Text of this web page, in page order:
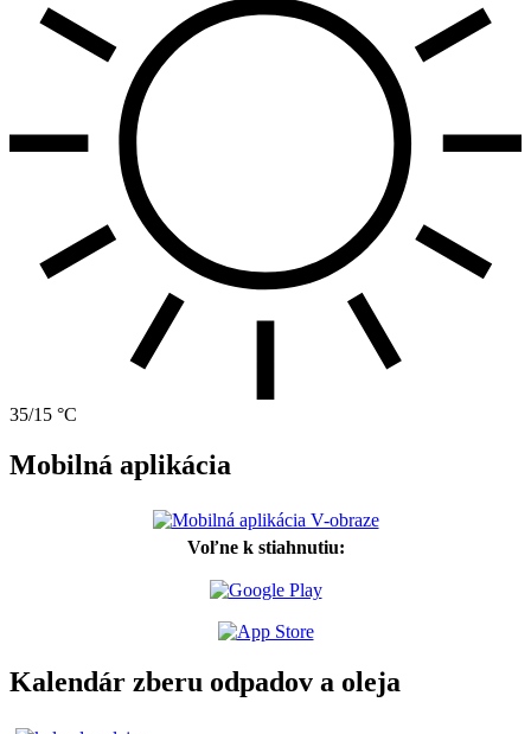
35/15 °C
Mobilná aplikácia
Voľne k stiahnutiu:
Kalendár zberu odpadov a oleja